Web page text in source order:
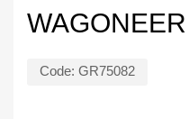
Code: GR75082